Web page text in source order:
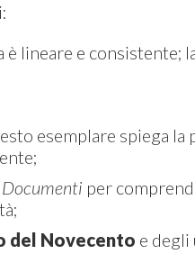
lineare e consistente;
esemplare spiega la
Documenti per
del Novecento e degli